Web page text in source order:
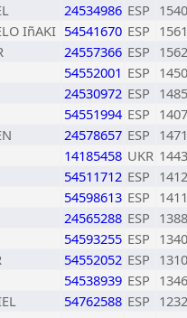
24534986 ESP 1540
IñAKI 54541670 ESP 1561
24557366 ESP 1562
54552001 ESP 1450
24530972 ESP 1485
54551994 ESP 1407
24578657 ESP 1471
14185458 UKR 1443
54511712 ESP 1412
54598613 ESP 1411
24565288 ESP 1388
54593255 ESP 1340
54552052 ESP 1310
54538939 ESP 1346
54762588 ESP 1232